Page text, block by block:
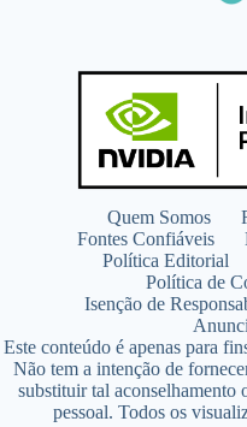
Quem Somos
Fontes Confiáveis
Política Editorial
Política de
Isenção de
Este conteúdo é apenas para
Não tem a intenção de
substituir tal aconselhamento
pessoal. Todos os